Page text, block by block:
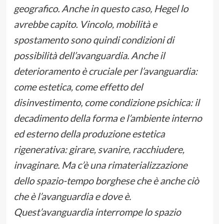
geografico. Anche in questo caso, Hegel lo
avrebbe capito. Vincolo, mobilità e
spostamento sono quindi condizioni di
possibilità dell’avanguardia. Anche il
deterioramento è cruciale per l’avanguardia:
come estetica, come effetto del
disinvestimento, come condizione psichica: il
decadimento della forma e l’ambiente interno
ed esterno della produzione estetica
rigenerativa: girare, svanire, racchiudere,
invaginare. Ma c’è una rimaterializzazione
dello spazio-tempo borghese che è anche ciò
che è l’avanguardia e dove è.
Quest’avanguardia interrompe lo spazio